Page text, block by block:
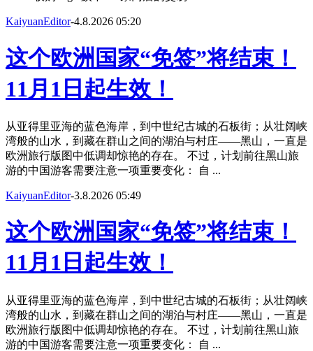
KaiyuanEditor-4.8.2026 05:20
这个欧洲国家“免签”将结束！
11月1日起生效！
从亚得里亚海的蓝色海岸，到中世纪古城的石板街；从壮阔峡
湾般的山水，到藏在群山之间的湖泊与村庄——黑山，一直是
欧洲旅行版图中低调却惊艳的存在。 不过，计划前往黑山旅
游的中国游客需要注意一项重要变化： 自 ...
KaiyuanEditor-3.8.2026 05:49
这个欧洲国家“免签”将结束！
11月1日起生效！
从亚得里亚海的蓝色海岸，到中世纪古城的石板街；从壮阔峡
湾般的山水，到藏在群山之间的湖泊与村庄——黑山，一直是
欧洲旅行版图中低调却惊艳的存在。 不过，计划前往黑山旅
游的中国游客需要注意一项重要变化： 自 ...